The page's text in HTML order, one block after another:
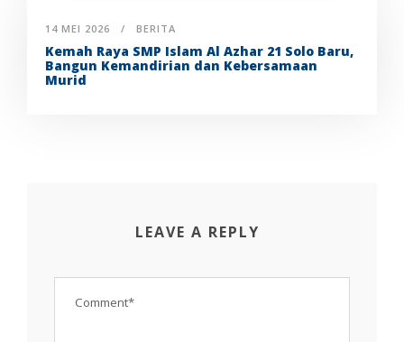
14 MEI 2026 BERITA
Kemah Raya SMP Islam Al Azhar 21 Solo Baru,
Bangun Kemandirian dan Kebersamaan
Murid
LEAVE A REPLY